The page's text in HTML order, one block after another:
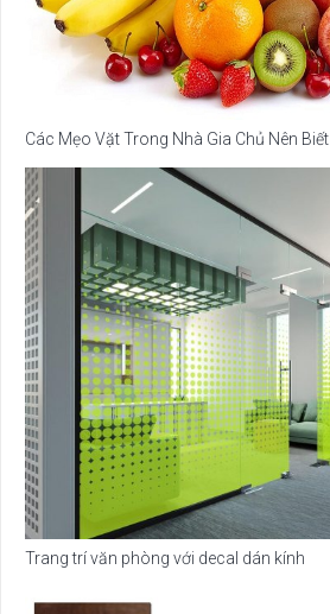
Các Mẹo Vặt Trong Nhà Gia Chủ Nên Biết
Trang trí văn phòng với decal dán kính